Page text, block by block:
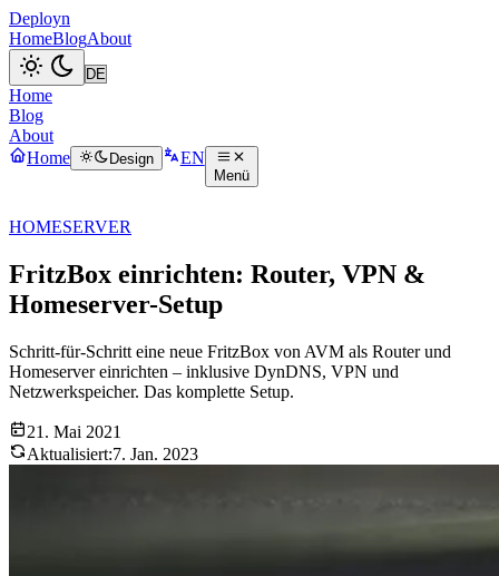
Deployn
HomeBlogAbout
Home
Blog
About
Home
Design EN
Menü
HOMESERVER
FritzBox einrichten: Router, VPN &
Homeserver-Setup
Schritt-für-Schritt eine neue FritzBox von AVM als Router und
Homeserver einrichten – inklusive DynDNS, VPN und
Netzwerkspeicher. Das komplette Setup.
21. Mai 2021
Aktualisiert:7. Jan. 2023